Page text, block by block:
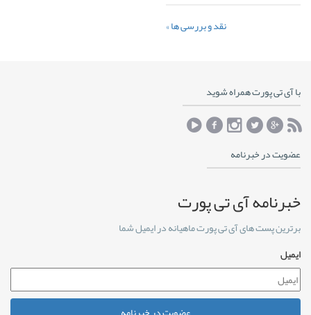
نقد و بررسی ها »
با آی تی پورت همراه شوید
عضویت در خبرنامه
خبرنامه آی تی پورت
برترین پست های آی تی پورت ماهیانه در ایمیل شما
ایمیل